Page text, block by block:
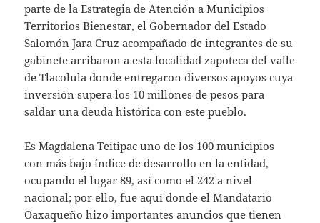
parte de la Estrategia de Atención a Municipios
Territorios Bienestar, el Gobernador del Estado
Salomón Jara Cruz acompañado de integrantes de su
gabinete arribaron a esta localidad zapoteca del valle
de Tlacolula donde entregaron diversos apoyos cuya
inversión supera los 10 millones de pesos para
saldar una deuda histórica con este pueblo.
Es Magdalena Teitipac uno de los 100 municipios
con más bajo índice de desarrollo en la entidad,
ocupando el lugar 89, así como el 242 a nivel
nacional; por ello, fue aquí donde el Mandatario
Oaxaqueño hizo importantes anuncios que tienen